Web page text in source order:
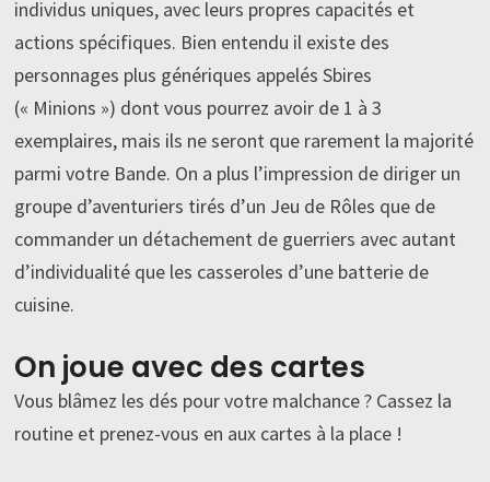
individus uniques, avec leurs propres capacités et
actions spécifiques. Bien entendu il existe des
personnages plus génériques appelés Sbires
(« Minions ») dont vous pourrez avoir de 1 à 3
exemplaires, mais ils ne seront que rarement la majorité
parmi votre Bande. On a plus l’impression de diriger un
groupe d’aventuriers tirés d’un Jeu de Rôles que de
commander un détachement de guerriers avec autant
d’individualité que les casseroles d’une batterie de
cuisine.
On joue avec des cartes
Vous blâmez les dés pour votre malchance ? Cassez la
routine et prenez-vous en aux cartes à la place !